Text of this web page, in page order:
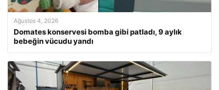
Ağustos 4, 2026
Domates konservesi bomba gibi patladı, 9 aylık
bebeğin vücudu yandı